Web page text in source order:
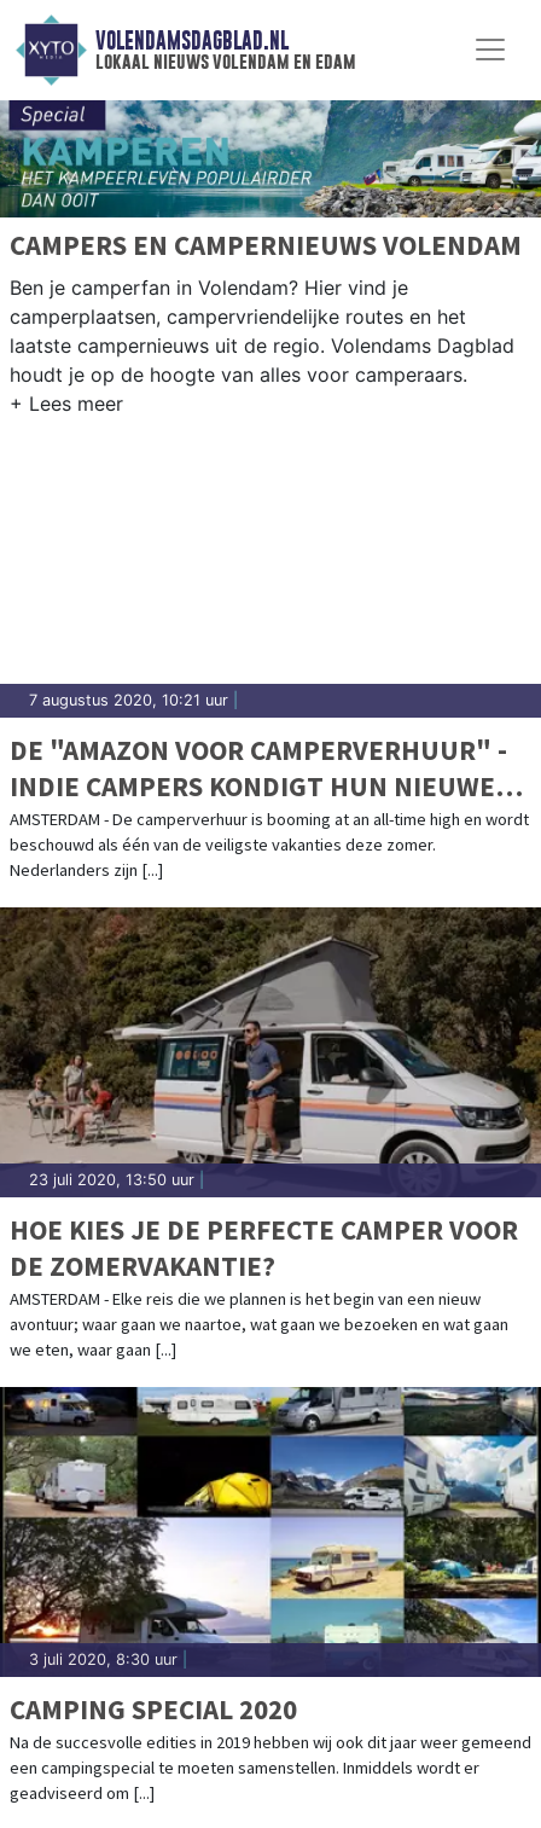
VOLENDAMSDAGBLAD.NL
lokaal nieuws volendam en edam
CAMPERS EN CAMPERNIEUWS VOLENDAM
Ben je camperfan in Volendam? Hier vind je
camperplaatsen, campervriendelijke routes en het
laatste campernieuws uit de regio. Volendams Dagblad
houdt je op de hoogte van alles voor camperaars.
7 augustus 2020, 10:21 uur
DE "AMAZON VOOR CAMPERVERHUUR" -
INDIE CAMPERS KONDIGT HUN NIEUWE
CAMPERVERHUUR MARKTPLAATS AAN
AMSTERDAM - De camperverhuur is booming at an all-time high en wordt
beschouwd als één van de veiligste vakanties deze zomer.
Nederlanders zijn [...]
23 juli 2020, 13:50 uur
HOE KIES JE DE PERFECTE CAMPER VOOR
DE ZOMERVAKANTIE?
AMSTERDAM - Elke reis die we plannen is het begin van een nieuw
avontuur; waar gaan we naartoe, wat gaan we bezoeken en wat gaan
we eten, waar gaan [...]
3 juli 2020, 8:30 uur
CAMPING SPECIAL 2020
Na de succesvolle edities in 2019 hebben wij ook dit jaar weer gemeend
een campingspecial te moeten samenstellen. Inmiddels wordt er
geadviseerd om [...]